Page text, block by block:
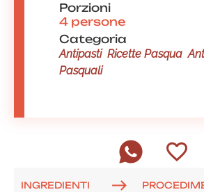
Porzioni
4 persone
Categoria
Antipasti Ricette Pasqua
Pasquali
INGREDIENTI